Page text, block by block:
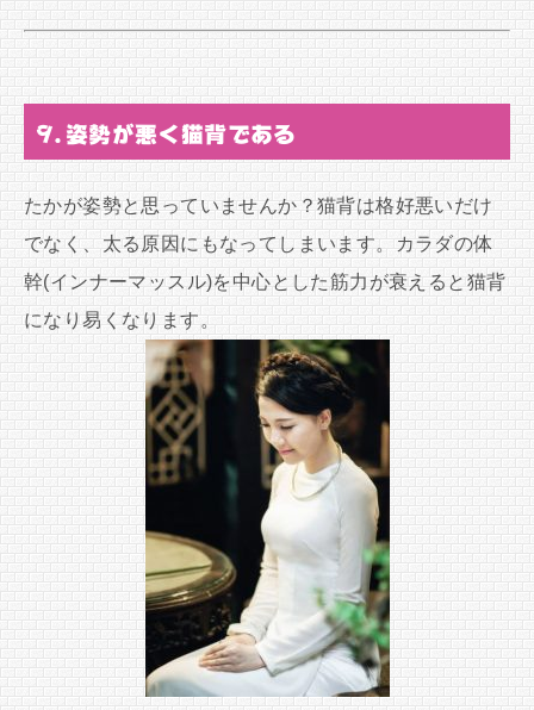
9.姿勢が悪く猫背である
たかが姿勢と思っていませんか？猫背は格好悪いだけ
でなく、太る原因にもなってしまいます。カラダの体
幹(インナーマッスル)を中心とした筋力が衰えると猫背
になり易くなります。